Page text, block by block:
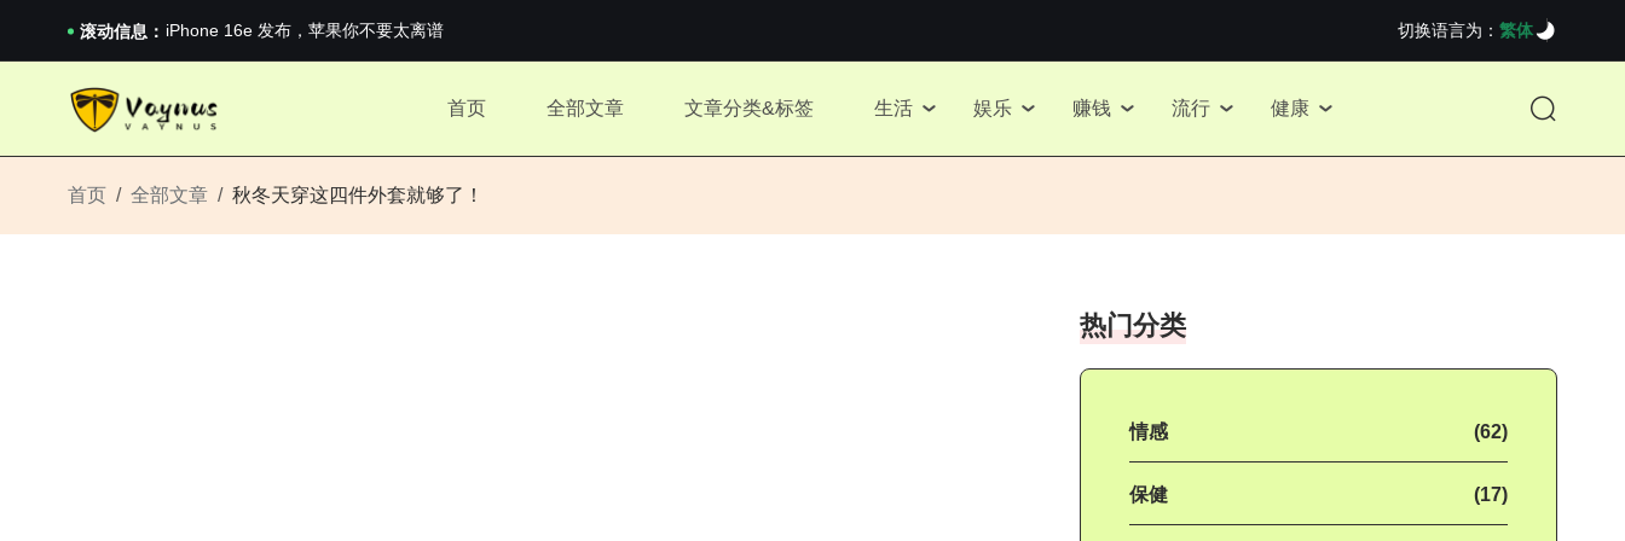
滚动信息： 2026澳网男单收官：全满贯对上全满亚，德约...
《巅峰守卫 Highguard》正式上线，官...
2026澳网男单收官：全满贯对上全满亚，德约...
切换语言为： 繁体
首页 全部文章 文章分类&标签 生活 娱乐 赚钱 流行 健康
首页 全部文章 秋冬天穿这四件外套就够了！
热门分类
情感 (62)
保健 (17)